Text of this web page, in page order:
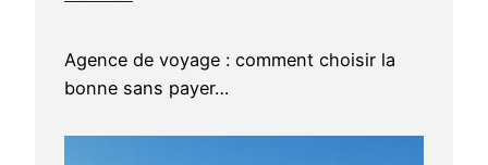
Agence de voyage : comment choisir la
bonne sans payer…